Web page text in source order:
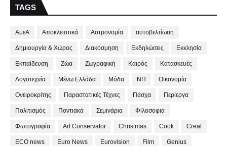
TAGS
ΑμεΑ Αποκλειστικά Αστρονομία αυτοβελτίωση
Δημιουργία & Χώρος Διακόσμηση Εκδηλώσεις Εκκλησία
Εκπαίδευση Ζώα Ζωγραφική Καιρός Κατασκευές
Λογοτεχνία Μένω Ελλάδα Μόδα ΝΠ Οικονομία
Ονειροκρίτης Παραστατικές Τέχνες Πάσχα Περίεργα
Πολιτισμός Ποντιακά Σεμινάρια Φιλοσοφια
Φωτογραφία Art Conservator Christmas Cook Creal
ECO news Euro News Eurovision Film Genius